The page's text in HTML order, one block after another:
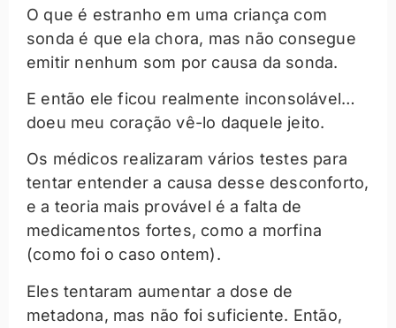
O que é estranho em uma criança com
sonda é que ela chora, mas não consegue
emitir nenhum som por causa da sonda.
E então ele ficou realmente inconsolável…
doeu meu coração vê-lo daquele jeito.
Os médicos realizaram vários testes para
tentar entender a causa desse desconforto,
e a teoria mais provável é a falta de
medicamentos fortes, como a morfina
(como foi o caso ontem).
Eles tentaram aumentar a dose de
metadona, mas não foi suficiente. Então,